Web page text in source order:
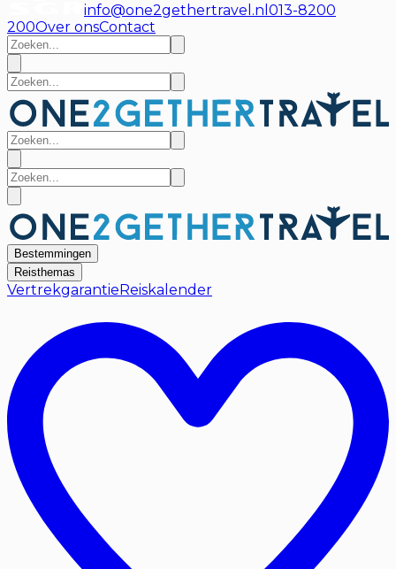
info@one2gethertravel.nl 013-8200
200Over onsContact
Bestemmingen
Reisthemas
Vertrekgarantie Reiskalender